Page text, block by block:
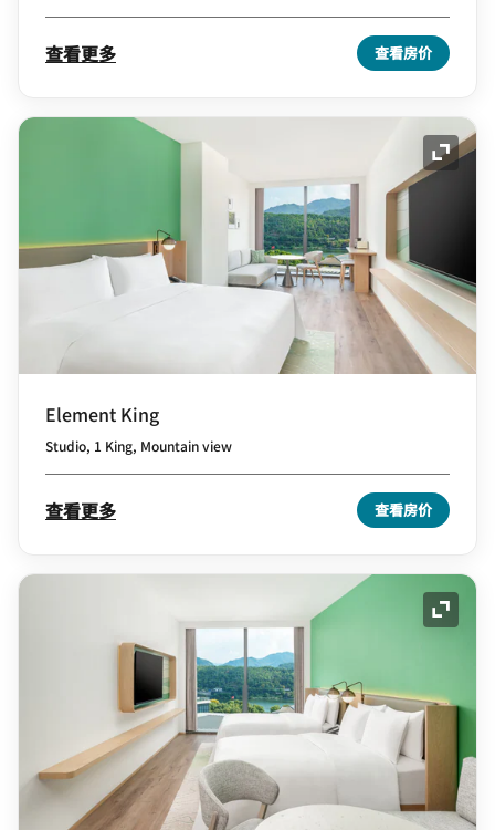
查看更多 查看房价
展开
Element King
Studio, 1 King, Mountain view
查看更多 查看房价
展开